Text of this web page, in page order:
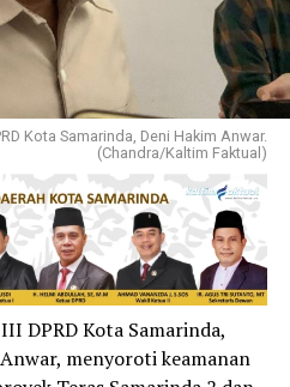
Kota Samarinda, Deni Hakim Anwar.
(Chandra/Kaltim Faktual)
DPRD Kota Samarinda,
menyoroti keamanan